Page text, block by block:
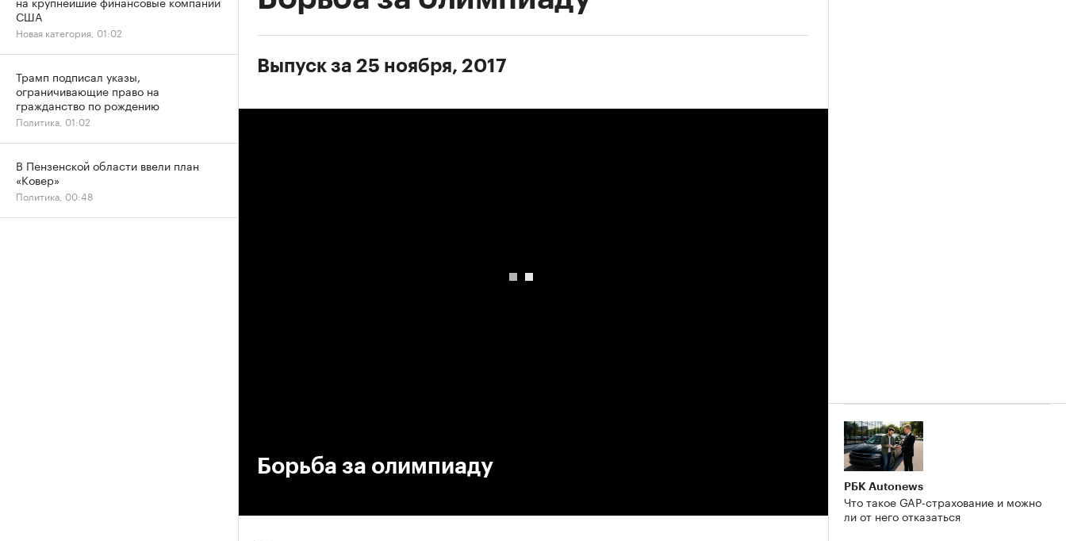
Выпуск за 25 ноября, 2017
Борьба за олимпиаду
РБК Autonews
Что такое GAP-страхование и можно
ли от него отказаться
США
Новая категория, 01:02
Трамп подписал указы,
ограничивающие право на
гражданство по рождению
Политика, 01:02
В Пензенской области ввели план
«Ковер»
Политика, 00:48